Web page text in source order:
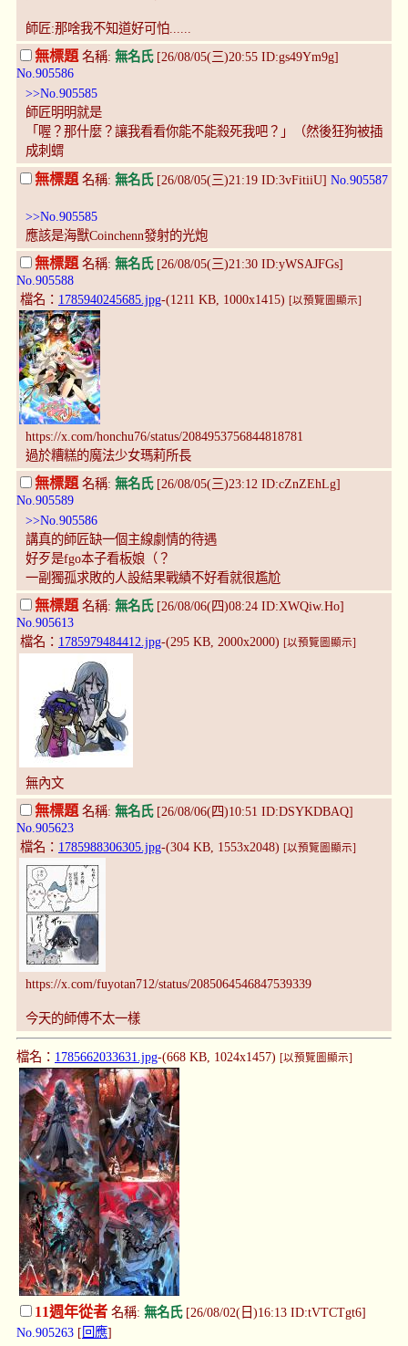
師匠:那啥我不知道好可怕......
無標題名稱: 無名氏[26/08/05(三)20:55 ID:gs49Ym9g]
No.905586
>>No.905585
師匠明明就是
「喔？那什麼？讓我看看你能不能殺死我吧？」（然後狂狗被插
成刺蝟
無標題 名稱: 無名氏[26/08/05(三)21:19 ID:3vFitiiU] No.905587
>>No.905585
應該是海獸Coinchenn發射的光炮
無標題 名稱: 無名氏[26/08/05(三)21:30 ID:yWSAJFGs]
No.905588
檔名： 1785940245685.jpg-(1211 KB, 1000x1415) [以預覽圖顯示]
https://x.com/honchu76/status/2084953756844818781
過於糟糕的魔法少女瑪莉所長
無標題 名稱: 無名氏[26/08/05(三)23:12 ID:cZnZEhLg]
No.905589
>>No.905586
講真的師匠缺一個主線劇情的待遇
好歹是fgo本子看板娘（？
一副獨孤求敗的人設結果戰績不好看就很尷尬
無標題名稱: 無名氏[26/08/06(四)08:24 ID:XWQiw.Ho]
No.905613
檔名： 1785979484412.jpg-(295 KB, 2000x2000) [以預覽圖顯示]
無內文
無標題 名稱: 無名氏[26/08/06(四)10:51 ID:DSYKDBAQ]
No.905623
檔名： 1785988306305.jpg-(304 KB, 1553x2048) [以預覽圖顯示]
https://x.com/fuyotan712/status/2085064546847539339
今天的師傅不太一樣
檔名： 1785662033631.jpg-(668 KB, 1024x1457) [以預覽圖顯示]
11週年從者 名稱: 無名氏[26/08/02(日)16:13 ID:tVTCTgt6]
No.905263 [ 回應]